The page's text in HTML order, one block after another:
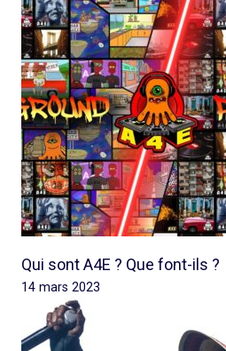
Qui sont A4E ? Que font-ils ?
14 mars 2023